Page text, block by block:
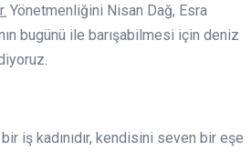
Yönetmenliğini Nisan Dağ, Esra
bugünü ile barışabilmesi için deniz
iş kadınıdır, kendisini seven bir eşe